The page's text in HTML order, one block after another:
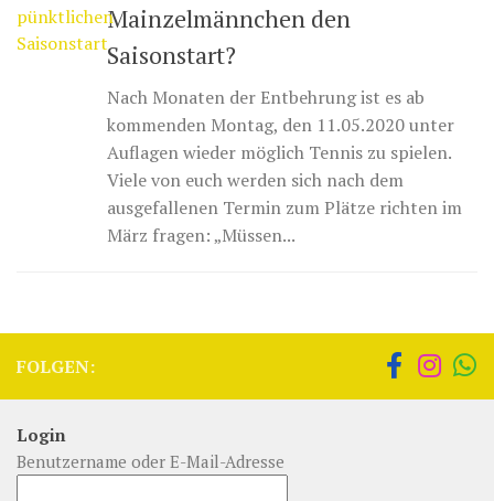
Mainzelmännchen den
Saisonstart?
Nach Monaten der Entbehrung ist es ab
kommenden Montag, den 11.05.2020 unter
Auflagen wieder möglich Tennis zu spielen.
Viele von euch werden sich nach dem
ausgefallenen Termin zum Plätze richten im
März fragen: „Müssen...
FOLGEN:
Login
Benutzername oder E-Mail-Adresse